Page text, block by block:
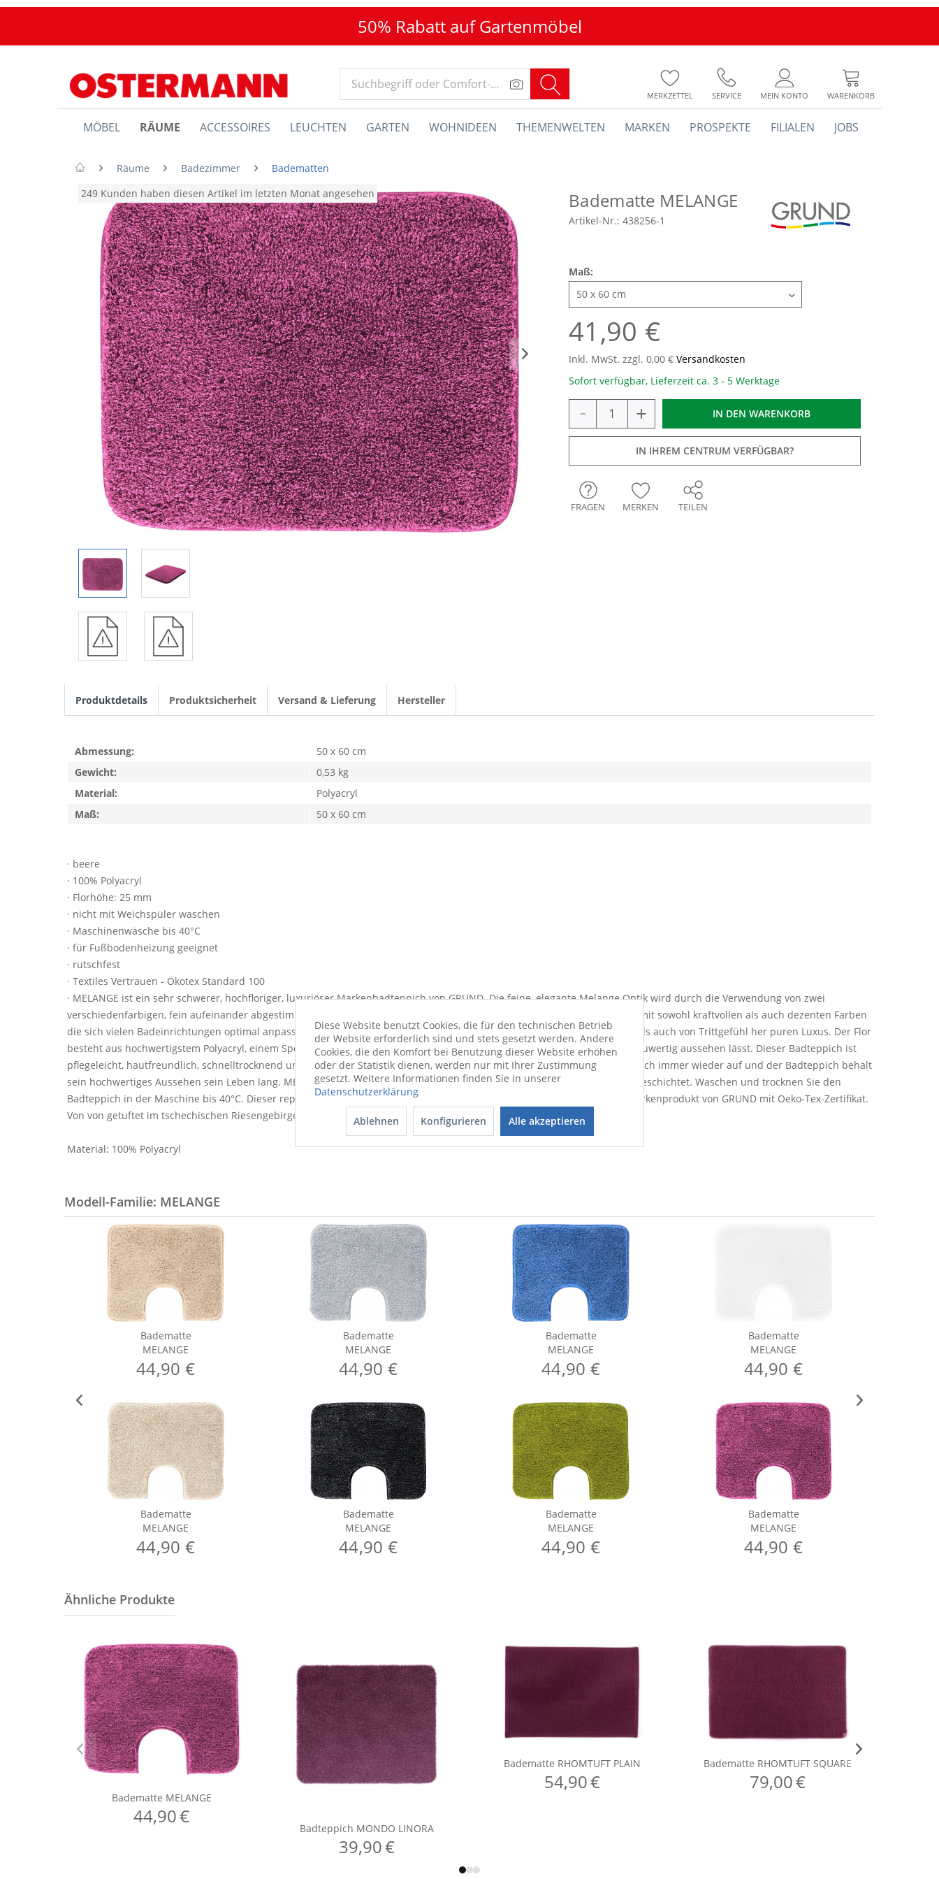
50% Rabatt auf Gartenmöbel
MERKZETTEL SERVICE MEIN KONTO WARENKORB
MÖBEL RÄUME ACCESSOIRES LEUCHTEN GARTEN WOHNIDEEN THEMENWELTEN MARKEN PROSPEKTE FILIALEN JOBS
Räume Badezimmer
Badematten
249 Kunden haben diesen Artikel im letzten Monat angesehen
Badematte MELANGE
Artikel-Nr.: 438256-1
41,90 €
Inkl. MwSt. zzgl. 0,00 € Versandkosten
Sofort verfügbar, Lieferzeit ca. 3 - 5 Werktage
Maß:
- + IN DEN WARENKORB
IN IHREM CENTRUM VERFÜGBAR?
FRAGEN MERKEN TEILEN
Produktdetails Produktsicherheit Versand & Lieferung Hersteller
· beere
· 100% Polyacryl
· Florhöhe: 25 mm
· nicht mit Weichspüler waschen
· Maschinenwäsche bis 40°C
· für Fußbodenheizung geeignet
· rutschfest
· Textiles Vertrauen - Ökotex Standard 100
· MELANGE ist ein sehr schwerer, hochfloriger, luxuriöser Markenbadteppich von GRUND. Die feine, elegante Melange Optik wird durch die Verwendung von zwei
verschiedenfarbigen, fein aufeinander abgestimmten, Garnen erreicht. MELANGE ist ein zweifarbig-melierter Badteppich mit sowohl kraftvollen als auch dezenten Farben
die sich vielen Badeinrichtungen optimal anpasst. Mit einer Gesamthöhe von 27 mm vermittelt MELANGE sowohl optisch als auch von Trittgefühl her puren Luxus. Der Flor
besteht aus hochwertigstem Polyacryl, einem Spezialgarn von GRUND, das Ihren Badteppich viele Jahre lang schön und neuwertig aussehen lässt. Dieser Badteppich ist
pflegeleicht, hautfreundlich, schnelltrocknend und hat ein sehr gutes Wiedererholvermögen“, das heißt, das Garn richtet sich immer wieder auf und der Badteppich behält
sein hochwertiges Aussehen sein Leben lang. MELANGE ist auch für Fußbodenheizungen geeignet und rutschhemmend beschichtet. Waschen und trocknen Sie den
Badteppich in der Maschine bis 40°C. Dieser repräsentative Badteppich ist sehr strapazierfähig und lange haltbar. Ein Markenprodukt von GRUND mit Oeko-Tex-Zertifikat.
Von von getuftet im tschechischen Riesengebirge.
Material: 100% Polyacryl
Abmessung:
50 x 60 cm
Gewicht:
0,53 kg
Material:
Polyacryl
Maß:
50 x 60 cm
Modell-Familie: MELANGE
Badematte
MELANGE
44,90 €
Badematte
MELANGE
44,90 €
Badematte
MELANGE
44,90 €
Badematte
MELANGE
44,90 €
Badematte
MELANGE
44,90 €
Badematte
MELANGE
44,90 €
Badematte
MELANGE
44,90 €
Badematte
MELANGE
44,90 €
Diese Website benutzt Cookies, die für den technischen Betrieb
der Website erforderlich sind und stets gesetzt werden. Andere
Cookies, die den Komfort bei Benutzung dieser Website erhöhen
oder der Statistik dienen, werden nur mit Ihrer Zustimmung
gesetzt. Weitere Informationen finden Sie in unserer
Datenschutzerklärung
Ablehnen Konfigurieren Alle akzeptieren